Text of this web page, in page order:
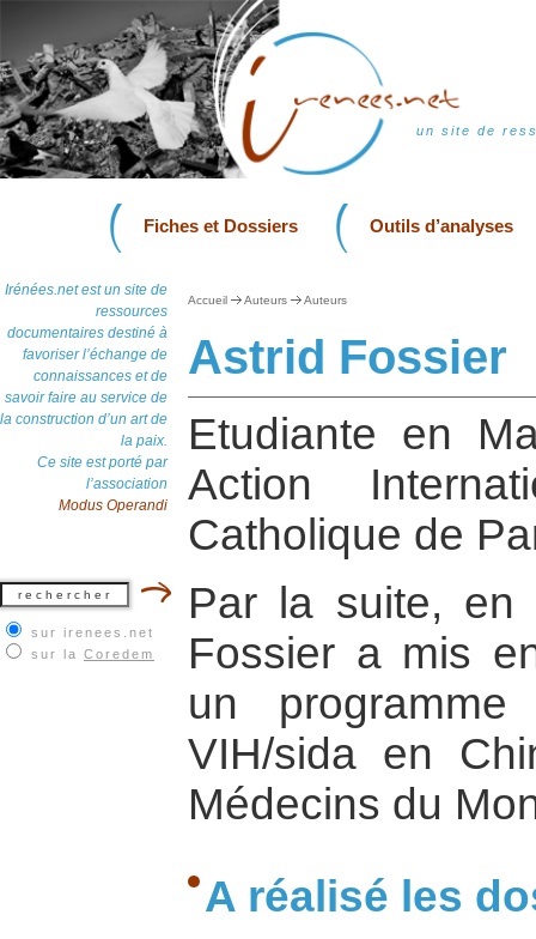
un site de
Fiches et Dossiers Outils d’analyses
Irénées.net est un site de
ressources
documentaires destiné à
favoriser l’échange de
connaissances et de
savoir faire au service de
la construction d’un art de
la paix.
Ce site est porté par
l’association
Modus Operandi
sur irenees.net
sur la Coredem
Accueil Auteurs Auteurs
Astrid Fossier
Etudiante en
Action
Catholique de
Par la suite, en
Fossier a mis
un
VIH/sida en
Médecins du
A réalisé les